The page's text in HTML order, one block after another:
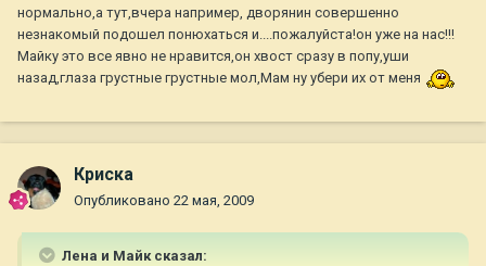
нормально,а тут,вчера например, дворянин совершенно
незнакомый подошел понюхаться и....пожалуйста!он уже на нас!!!
Майку это все явно не нравится,он хвост сразу в попу,уши
назад,глаза грустные грустные мол,Мам ну убери их от меня
Криска
Опубликовано 22 мая, 2009
Лена и Майк сказал: